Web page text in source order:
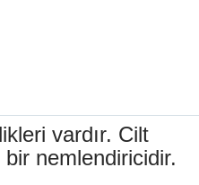
vardır. Cilt
nemlendiricidir.